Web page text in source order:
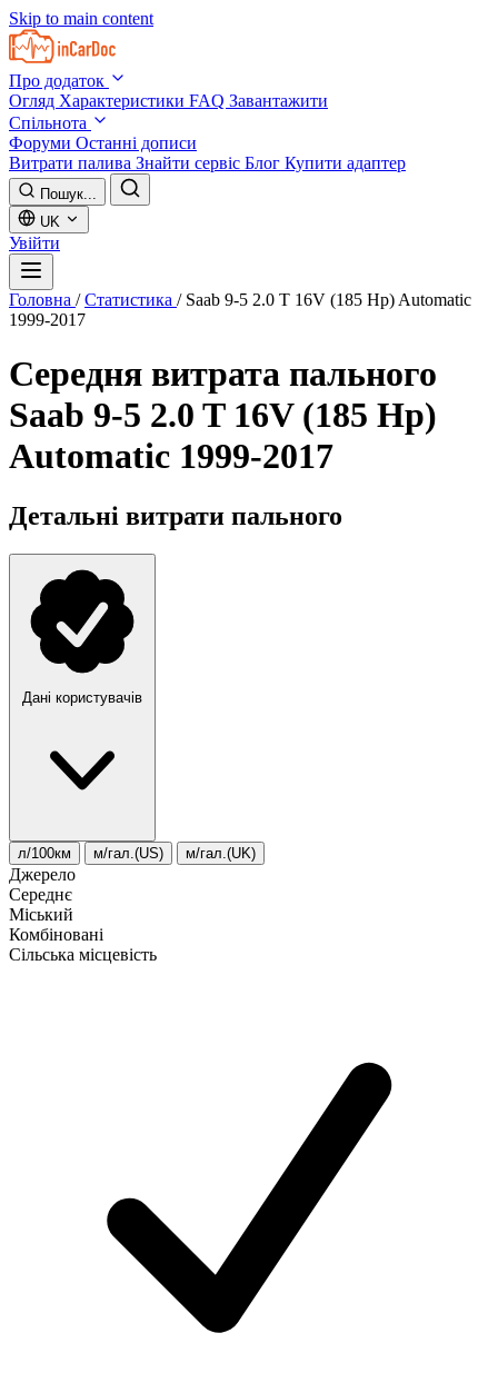
Skip to main content
Про додаток
Огляд Характеристики FAQ Завантажити
Спільнота
Форуми Останні дописи
Витрати палива Знайти сервіс Блог Купити адаптер
Пошук...
UK
Увійти
Головна / Статистика / Saab 9-5 2.0 T 16V (185 Hp) Automatic
1999-2017
Середня витрата пального
Saab 9-5 2.0 T 16V (185 Hp)
Automatic 1999-2017
Детальні витрати пального
Дані користувачів
л/100км м/гал.(US) м/гал.(UK)
Джерело
Середнє
Міський
Комбіновані
Сільська місцевість